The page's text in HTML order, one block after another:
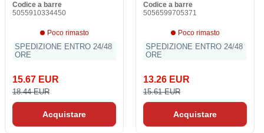
Codice a barre
5055910334450
Poco rimasto
SPEDIZIONE ENTRO 24/48
ORE
15.67 EUR
18.44 EUR
Acquistare
Codice a barre
5056599705371
Poco rimasto
SPEDIZIONE ENTRO 24/48
ORE
13.26 EUR
15.61 EUR
Acquistare